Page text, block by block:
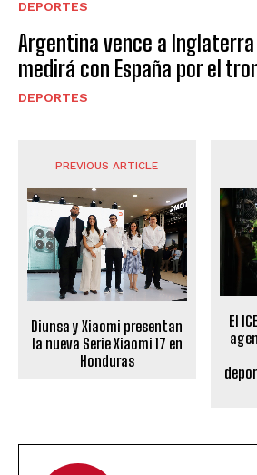
DEPORTES
Argentina vence a Inglaterra
medirá con España por el
DEPORTES
PREVIOUS ARTICLE
Diunsa y Xiaomi presentan
la nueva Serie Xiaomi 17 en
Honduras
El